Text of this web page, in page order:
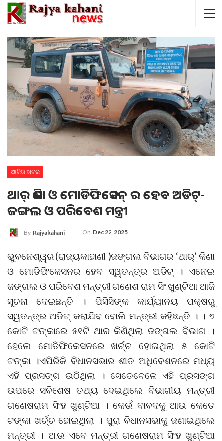
ଆଜିର ଖବର
ଥାର୍‌ କିଣା ଓ ମୋଡିଫିକେସନ୍‌ ର ହେବ ଅଡିଟ୍‌-
ଜଙ୍ଗଲ ଓ ପରିବେଶ ମନ୍ତ୍ରୀ
By Rajyakahani On Dec 22, 2025
ଭୁବନେଶ୍ୱର (ରାଜ୍ୟକାହାଣୀ )ଜଙ୍ଗଲ ବିଭାଗର ‘ଥାର୍‌’ କିଣା
ଓ ମୋଡିଫିକେସନର ହେବ ସ୍ୱତନ୍ତ୍ର ଅଡିଟ୍‌ । ଏନେଇ
ଜଙ୍ଗଲ ଓ ପରିବେଶ ମନ୍ତ୍ରୀ ଗଣେଶ ରାମ ସିଂ ଖୁଣ୍ଟିଆ ଆଜି
ସୂଚନା ଦେଇଛନ୍ତି । ପିସିସିଙ୍କ କାର୍ଯ୍ୟାଳୟ ପକ୍ଷରୁ
ସ୍ୱତନ୍ତ୍ର ଅଡିଟ୍‌ କରାଯିବ ବୋଲି ମନ୍ତ୍ରୀ କହିଛନ୍ତି । । ୭
କୋଟି ଟଙ୍କାରେ ୫୧ଟି ଥାର କିଣିଥିଲା ଜଙ୍ଗଲ ବିଭାଗ ।
ହେଲେ ମୋଡିଫିକେସନରେ ଖର୍ଚ୍ଚ ହୋଇଥିଲା ୫ କୋଟି
ଟଙ୍କା ।ଏପିରିକି ବିଧାନସଭାର ଶୀତ ଅଧିବେଶନରେ ମଧ୍ୟ
ଏହି ପ୍ରସଙ୍ଗ ଉଠିଥିଲା । ସେତେବେଳେ ଏହି ପ୍ରସଙ୍ଗ
ଉପରେ ସବିଶେଷ ତଥ୍ୟ ଦେଇଥିଲେ ବିଭାଗୀୟ ମନ୍ତ୍ରୀ
ଗଣେଷରାମ ସିଂହ ଖୁଣ୍ଟିଆ । କେଉଁ ବାବଦକୁ ଆଉ କେତେ
ଟଙ୍କା ଖର୍ଚ୍ଚ ହୋଇଥିଲା । ପୁରା ବିଧାନସଭାକୁ ଜଣାଇଥିଲେ
ମନ୍ତ୍ରୀ । ଆଉ ଏବେ ମନ୍ତ୍ରୀ ଗଣେଷରାମ ସିଂହ ଖୁଣ୍ଟିଆ